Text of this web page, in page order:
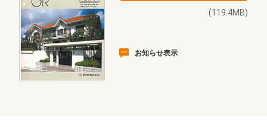
(119.4MB)
お知らせ表示